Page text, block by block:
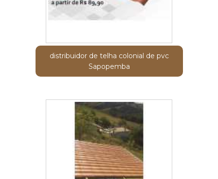
distribuidor de telha colonial de pvc
Sapopemba